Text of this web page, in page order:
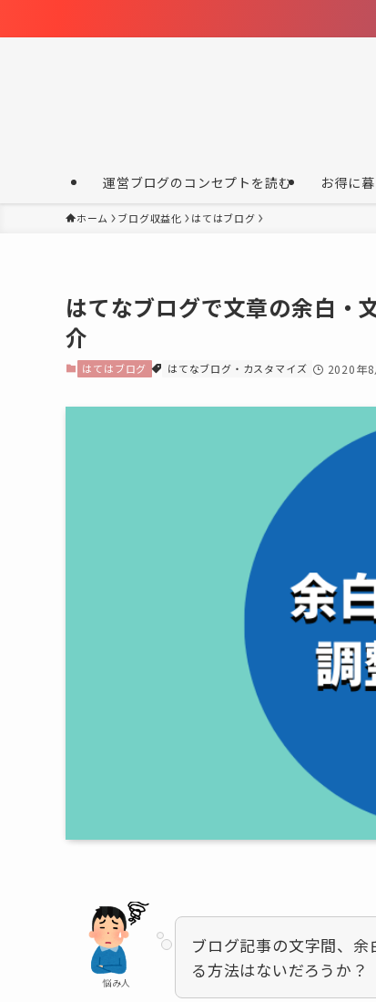
【ワークマン春
運営ブログのコンセプトを読む お得に
ホーム ブログ収益化 はてはブログ
はてなブログで文章の余白・
介
はてはブログ はてなブログ・カスタマイズ 2020年
悩み人
ブログ記事の文字間、
る方法はないだろうか？